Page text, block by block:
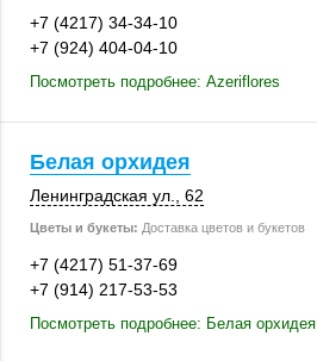
+7 (4217) 34-34-10
+7 (924) 404-04-10
Посмотреть подробнее: Azeriflores
Белая орхидея
Ленинградская ул., 62
Цветы и букеты: Доставка цветов и букетов
+7 (4217) 51-37-69
+7 (914) 217-53-53
Посмотреть подробнее: Белая орхидея